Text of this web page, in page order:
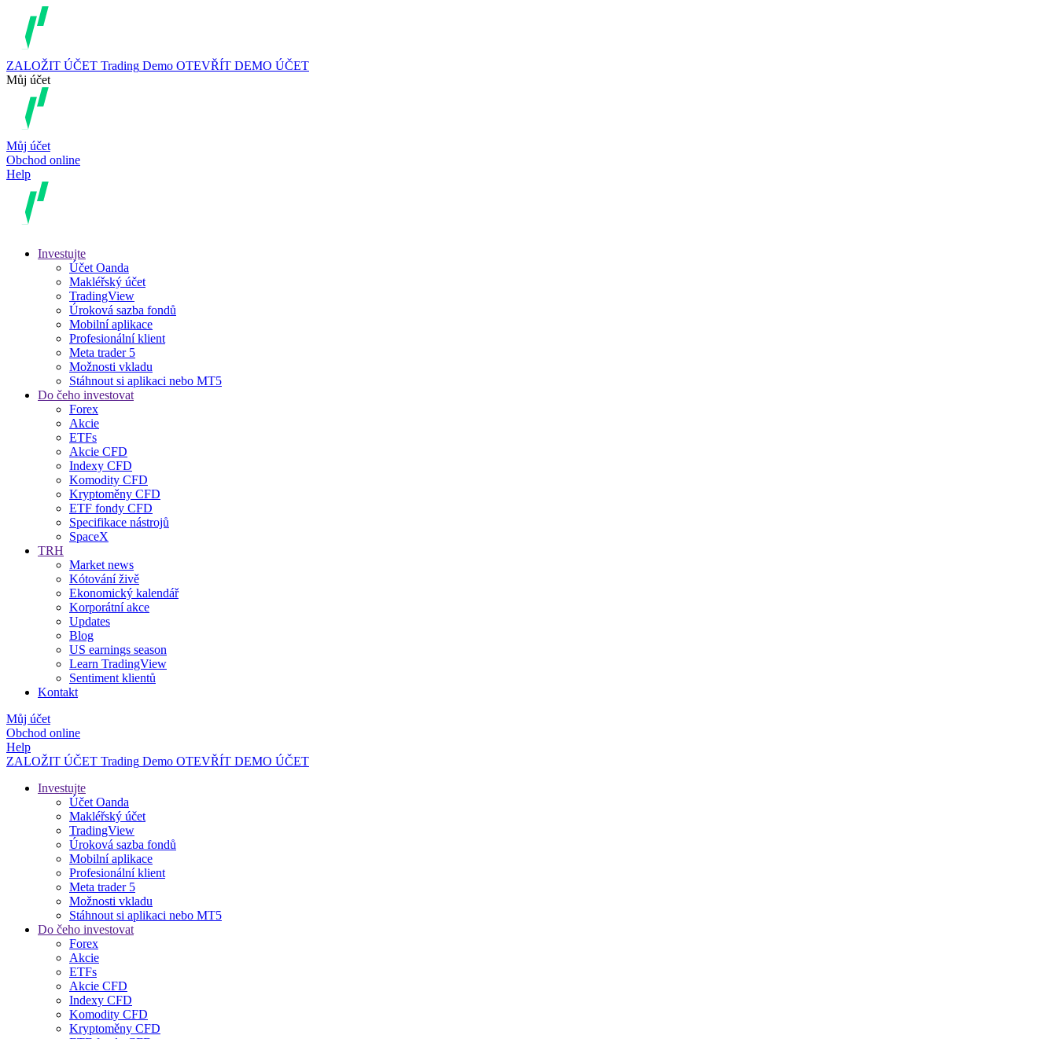
ZALOŽIT ÚČET Trading Demo OTEVŘÍT DEMO ÚČET
Můj účet
Můj účet
Obchod online
Help
Investujte
Účet Oanda
Makléřský účet
TradingView
Úroková sazba fondů
Mobilní aplikace
Profesionální klient
Meta trader 5
Možnosti vkladu
Stáhnout si aplikaci nebo MT5
Do čeho investovat
Forex
Akcie
ETFs
Akcie CFD
Indexy CFD
Komodity CFD
Kryptoměny CFD
ETF fondy CFD
Specifikace nástrojů
SpaceX
TRH
Market news
Kótování živě
Ekonomický kalendář
Korporátní akce
Updates
Blog
US earnings season
Learn TradingView
Sentiment klientů
Kontakt
Můj účet
Obchod online
Help
ZALOŽIT ÚČET Trading Demo OTEVŘÍT DEMO ÚČET
Investujte
Účet Oanda
Makléřský účet
TradingView
Úroková sazba fondů
Mobilní aplikace
Profesionální klient
Meta trader 5
Možnosti vkladu
Stáhnout si aplikaci nebo MT5
Do čeho investovat
Forex
Akcie
ETFs
Akcie CFD
Indexy CFD
Komodity CFD
Kryptoměny CFD